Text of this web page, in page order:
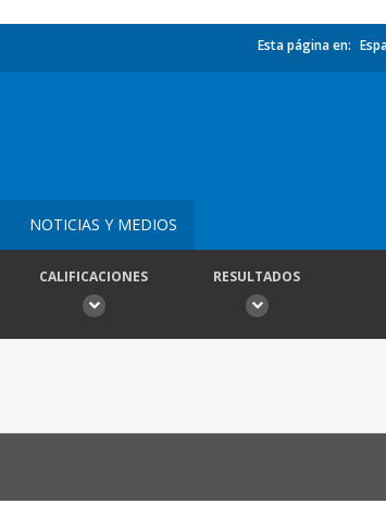
Esta página en:
NOTICIAS Y MEDIOS
CALIFICACIONES RESULTADOS